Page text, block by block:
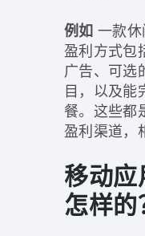
例如 一款
盈利方式包
广告、可选
目，以及能
餐。这些都
盈利渠道，
移动应
怎样的